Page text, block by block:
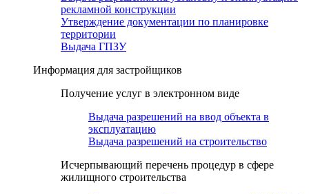
рекламной конструкции
Утверждение документации по планировке
территории
Выдача ГПЗУ
Информация для застройщиков
Получение услуг в электронном виде
Выдача разрешений на ввод объекта в
эксплуатацию
Выдача разрешений на строительство
Исчерпывающий перечень процедур в сфере
жилищного строительства